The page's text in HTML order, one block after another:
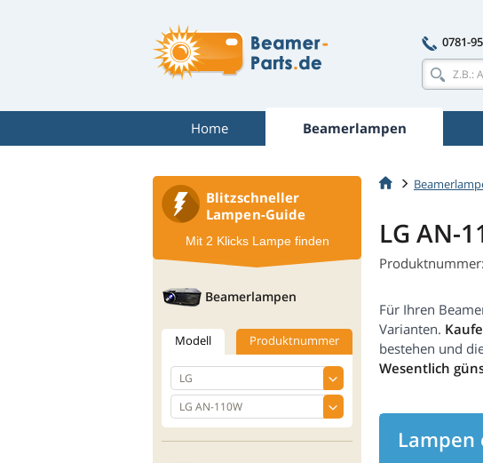
0781-
Home Beamerlampen
LG AN-
Für Ihren
Varianten.
bestehen und
Wesentlich
Lampen
Blitzschneller
Lampen-Guide
Mit 2 Klicks Lampe finden
Beamerlampen
Modell Produktnummer